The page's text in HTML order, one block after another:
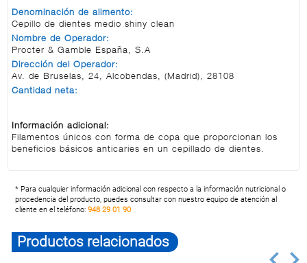
Denominación de alimento:
Cepillo de dientes medio shiny clean
Nombre de Operador:
Procter & Gamble España, S.A
Dirección del Operador:
Av. de Bruselas, 24, Alcobendas, (Madrid), 28108
Cantidad neta:
Información adicional:
Filamentos únicos con forma de copa que proporcionan los
beneficios básicos anticaries en un cepillado de dientes.
* Para cualquier información adicional con respecto a la información nutricional o
procedencia del producto, puedes consultar con nuestro equipo de atención al
cliente en el teléfono:948 29 01 90
Productos relacionados